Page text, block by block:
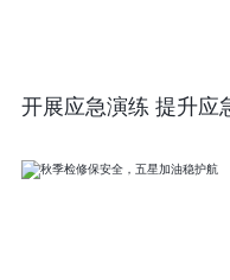
开展应急演练